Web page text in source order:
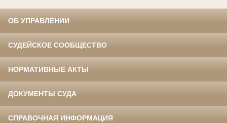
ОБ УПРАВЛЕНИИ
СУДЕЙСКОЕ СООБЩЕСТВО
НОРМАТИВНЫЕ АКТЫ
ДОКУМЕНТЫ СУДА
СПРАВОЧНАЯ ИНФОРМАЦИЯ